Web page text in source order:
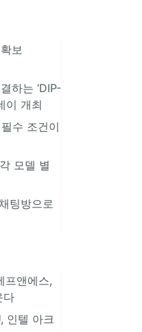
보
하는 ‘DIP-
이 개최
수 조건이
모델 별
팅방으로
프앤에스,
다
인텔 아크